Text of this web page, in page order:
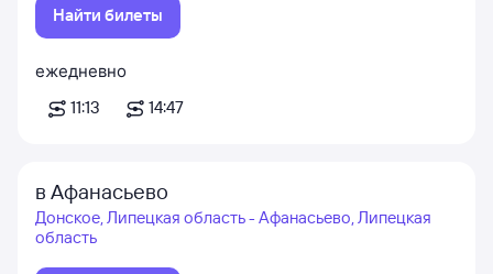
Найти билеты
ежедневно
11:13
14:47
в Афанасьево
Донское, Липецкая область - Афанасьево, Липецкая
область